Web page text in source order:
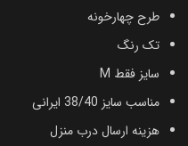
طرح چهارخونه
تک رنگ
سایز فقط M
مناسب سایز 38/40 ایرانی
هزینه ارسال درب منزل